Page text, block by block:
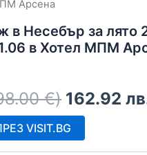
Арсена
в Несебър за лято
в Хотел МПМ
€) 162.92
VISIT.BG